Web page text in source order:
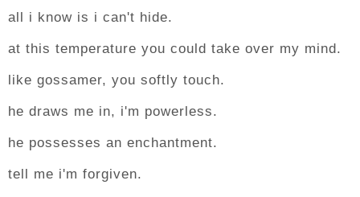
all i know is i can't hide.
at this temperature you could take over my mind.
like gossamer, you softly touch.
he draws me in, i'm powerless.
he possesses an enchantment.
tell me i'm forgiven.